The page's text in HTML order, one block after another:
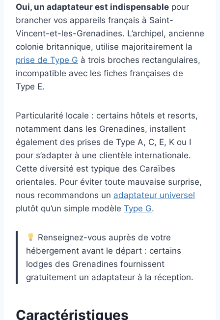
Oui, un adaptateur est indispensable pour
brancher vos appareils français à Saint-
Vincent-et-les-Grenadines. L’archipel, ancienne
colonie britannique, utilise majoritairement la
prise de Type G à trois broches rectangulaires,
incompatible avec les fiches françaises de
Type E.
Particularité locale : certains hôtels et resorts,
notamment dans les Grenadines, installent
également des prises de Type A, C, E, K ou I
pour s’adapter à une clientèle internationale.
Cette diversité est typique des Caraïbes
orientales. Pour éviter toute mauvaise surprise,
nous recommandons un adaptateur universel
plutôt qu’un simple modèle Type G.
Renseignez-vous auprès de votre
hébergement avant le départ : certains
lodges des Grenadines fournissent
gratuitement un adaptateur à la réception.
Caractéristiques